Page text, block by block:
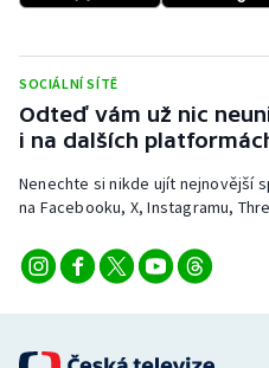
SOCIÁLNÍ SÍTĚ
Odteď vám už nic
i na dalších
Nenechte si nikde ujít nejnovější
na Facebooku, X, Instagramu,